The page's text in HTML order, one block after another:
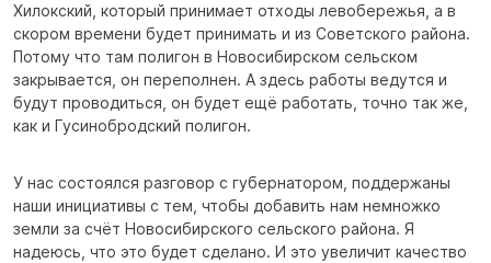
Хилокский, который принимает отходы левобережья, а в
скором времени будет принимать и из Советского района.
Потому что там полигон в Новосибирском сельском
закрывается, он переполнен. А здесь работы ведутся и
будут проводиться, он будет ещё работать, точно так же,
как и Гусинобродский полигон.
У нас состоялся разговор с губернатором, поддержаны
наши инициативы с тем, чтобы добавить нам немножко
земли за счёт Новосибирского сельского района. Я
надеюсь, что это будет сделано. И это увеличит качество